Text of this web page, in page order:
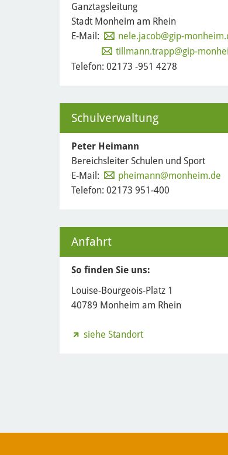
Ganztagsleitung
Stadt Monheim am Rhein
E-Mail:
nele.jacob@gip-
tillmann.trapp@gip-
Telefon: 02173 -951 4278
Schulverwaltung
Peter Heimann
Bereichsleiter Schulen und Sport
E-Mail:
pheimann@monheim.de
Telefon: 02173 951-400
Anfahrt
So finden Sie uns:
Louise-Bourgeois-Platz 1
40789 Monheim am Rhein
siehe Standort